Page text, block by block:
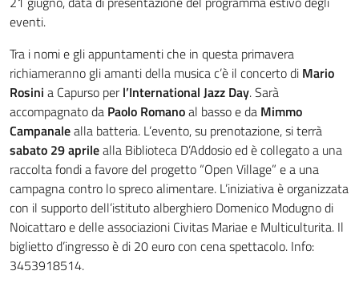
eventi.
Tra i nomi e gli appuntamenti che in questa primavera
richiameranno gli amanti della musica c’è il concerto di Mario
Rosini a Capurso perl’International Jazz Day. Sarà
accompagnato da Paolo Romanoal basso e da Mimmo
Campanalealla batteria. L’evento, su prenotazione, si terrà
sabato 29 aprilealla Biblioteca D’Addosio ed è collegato a una
raccolta fondi a favore del progetto “Open Village” e a una
campagna contro lo spreco alimentare. L’iniziativa è organizzata
con il supporto dell’istituto alberghiero Domenico Modugno di
Noicattaro e delle associazioni Civitas Mariae e Multiculturita. Il
biglietto d’ingresso è di 20 euro con cena spettacolo. Info:
3453918514.